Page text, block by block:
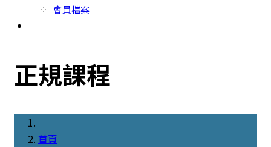
會員檔案
正規課程
首頁